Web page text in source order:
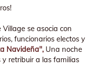
se asocia con
funcionarios electos y
Navideña", Una noche
retribuir a las familias